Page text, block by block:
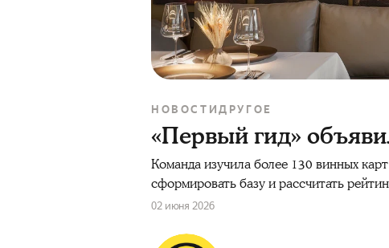
НОВОСТИДРУГОЕ
«Первый гид»
Команда изучила более 130 винных
сформировать базу и рассчитать
02 июня 2026